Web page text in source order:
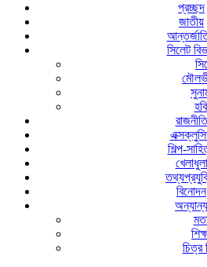
প্রচ্ছদ
জাতীয়
সিলেট
রাজনীতি
শিল্প-
খেলাধুলা
বিনোদন
অন্যান্য
চিত্র